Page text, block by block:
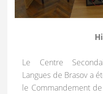
Le Centre
Langues de Brasov a
le Commandement